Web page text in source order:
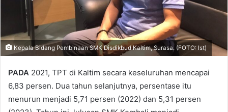
Kepala Bidang Pembinaan SMK Disdikbud Kaltim, Surasa. (FOTO: Ist)
PADA 2021, TPT di Kaltim secara keseluruhan mencapai
6,83 persen. Dua tahun selanjutnya, persentase itu
menurun menjadi 5,71 persen (2022) dan 5,31 persen